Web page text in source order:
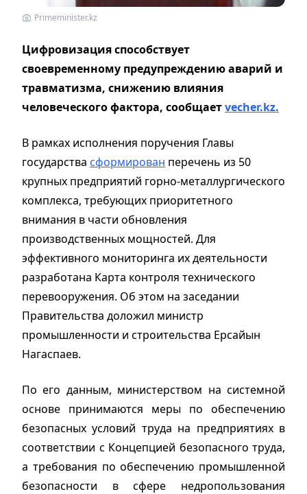
Primeminister.kz
Цифровизация способствует
своевременному предупреждению аварий и
травматизма, снижению влияния
человеческого фактора, сообщаетvecher.kz.
В рамках исполнения поручения Главы
государства сформирован перечень из 50
крупных предприятий горно-металлургического
комплекса, требующих приоритетного
внимания в части обновления
производственных мощностей. Для
эффективного мониторинга их деятельности
разработана Карта контроля технического
перевооружения. Об этом на заседании
Правительства доложил министр
промышленности и строительства Ерсайын
Нагаспаев.
По его данным, министерством на системной
основе принимаются меры по обеспечению
безопасных условий труда на предприятиях в
соответствии с Концепцией безопасного труда,
а требования по обеспечению промышленной
безопасности в сфере недропользования